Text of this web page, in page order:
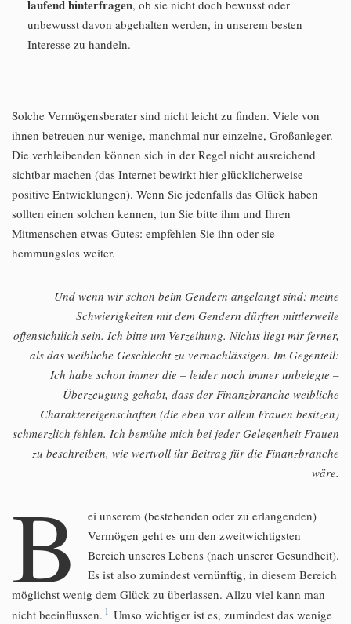
laufend hinterfragen, ob sie nicht doch bewusst oder
unbewusst davon abgehalten werden, in unserem besten
Interesse zu handeln.
Solche Vermögensberater sind nicht leicht zu finden. Viele von
ihnen betreuen nur wenige, manchmal nur einzelne, Großanleger.
Die verbleibenden können sich in der Regel nicht ausreichend
sichtbar machen (das Internet bewirkt hier glücklicherweise
positive Entwicklungen). Wenn Sie jedenfalls das Glück haben
sollten einen solchen kennen, tun Sie bitte ihm und Ihren
Mitmenschen etwas Gutes: empfehlen Sie ihn oder sie
hemmungslos weiter.
Und wenn wir schon beim Gendern angelangt sind: meine
Schwierigkeiten mit dem Gendern dürften mittlerweile
offensichtlich sein. Ich bitte um Verzeihung. Nichts liegt mir ferner,
als das weibliche Geschlecht zu vernachlässigen. Im Gegenteil:
Ich habe schon immer die – leider noch immer unbelegte –
Überzeugung gehabt, dass der Finanzbranche weibliche
Charaktereigenschaften (die eben vor allem Frauen besitzen)
schmerzlich fehlen. Ich bemühe mich bei jeder Gelegenheit Frauen
zu beschreiben, wie wertvoll ihr Beitrag für die Finanzbranche
wäre.
B
ei unserem (bestehenden oder zu erlangenden)
Vermögen geht es um den zweitwichtigsten
Bereich unseres Lebens (nach unserer Gesundheit).
Es ist also zumindest vernünftig, in diesem Bereich
möglichst wenig dem Glück zu überlassen. Allzu viel kann man
nicht beeinflussen. 1 Umso wichtiger ist es, zumindest das wenige